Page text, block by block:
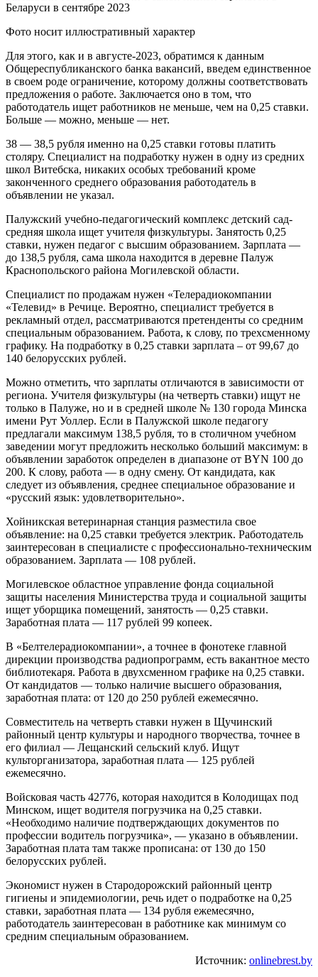
Фото носит иллюстративный характер
Для этого, как и в августе-2023, обратимся к данным
Общереспубликанского банка вакансий, введем единственное
в своем роде ограничение, которому должны соответствовать
предложения о работе. Заключается оно в том, что
работодатель ищет работников не меньше, чем на 0,25 ставки.
Больше — можно, меньше — нет.
38 — 38,5 рубля именно на 0,25 ставки готовы платить
столяру. Специалист на подработку нужен в одну из средних
школ Витебска, никаких особых требований кроме
законченного среднего образования работодатель в
объявлении не указал.
Палужский учебно-педагогический комплекс детский сад-
средняя школа ищет учителя физкультуры. Занятость 0,25
ставки, нужен педагог с высшим образованием. Зарплата —
до 138,5 рубля, сама школа находится в деревне Палуж
Краснопольского района Могилевской области.
Специалист по продажам нужен «Телерадиокомпании
«Телевид» в Речице. Вероятно, специалист требуется в
рекламный отдел, рассматриваются претенденты со средним
специальным образованием. Работа, к слову, по трехсменному
графику. На подработку в 0,25 ставки зарплата – от 99,67 до
140 белорусских рублей.
Можно отметить, что зарплаты отличаются в зависимости от
региона. Учителя физкультуры (на четверть ставки) ищут не
только в Палуже, но и в средней школе № 130 города Минска
имени Рут Уоллер. Если в Палужской школе педагогу
предлагали максимум 138,5 рубля, то в столичном учебном
заведении могут предложить несколько больший максимум: в
объявлении заработок определен в диапазоне от BYN 100 до
200. К слову, работа — в одну смену. От кандидата, как
следует из объявления, среднее специальное образование и
«русский язык: удовлетворительно».
Хойникская ветеринарная станция разместила свое
объявление: на 0,25 ставки требуется электрик. Работодатель
заинтересован в специалисте с профессионально-техническим
образованием. Зарплата — 108 рублей.
Могилевское областное управление фонда социальной
защиты населения Министерства труда и социальной защиты
ищет уборщика помещений, занятость — 0,25 ставки.
Заработная плата — 117 рублей 99 копеек.
В «Белтелерадиокомпании», а точнее в фонотеке главной
дирекции производства радиопрограмм, есть вакантное место
библиотекаря. Работа в двухсменном графике на 0,25 ставки.
От кандидатов — только наличие высшего образования,
заработная плата: от 120 до 250 рублей ежемесячно.
Совместитель на четверть ставки нужен в Щучинский
районный центр культуры и народного творчества, точнее в
его филиал — Лещанский сельский клуб. Ищут
культорганизатора, заработная плата — 125 рублей
ежемесячно.
Войсковая часть 42776, которая находится в Колодищах под
Минском, ищет водителя погрузчика на 0,25 ставки.
«Необходимо наличие подтверждающих документов по
профессии водитель погрузчика», — указано в объявлении.
Заработная плата там также прописана: от 130 до 150
белорусских рублей.
Экономист нужен в Стародорожский районный центр
гигиены и эпидемиологии, речь идет о подработке на 0,25
ставки, заработная плата — 134 рубля ежемесячно,
работодатель заинтересован в работнике как минимум со
средним специальным образованием.
Источник: onlinebrest.by